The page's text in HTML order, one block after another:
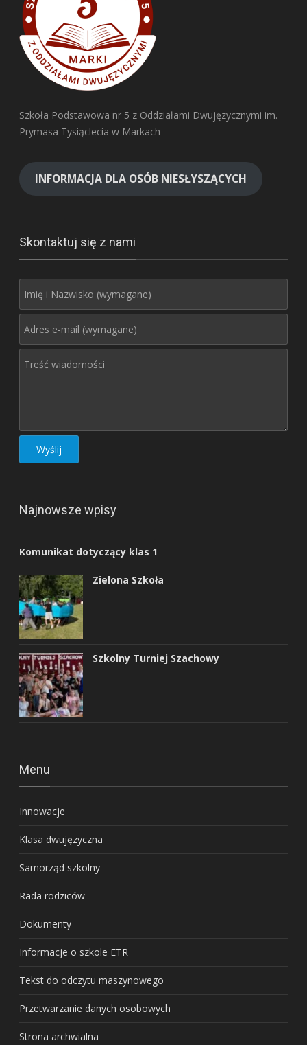
Szkoła Podstawowa nr 5 z Oddziałami Dwujęzycznymi im.
Prymasa Tysiąclecia w Markach
INFORMACJA DLA OSÓB NIESŁYSZĄCYCH
Skontaktuj się z nami
Najnowsze wpisy
Komunikat dotyczący klas 1
Zielona Szkoła
Szkolny Turniej Szachowy
Menu
Innowacje
Klasa dwujęzyczna
Samorząd szkolny
Rada rodziców
Dokumenty
Informacje o szkole ETR
Tekst do odczytu maszynowego
Przetwarzanie danych osobowych
Strona archwialna